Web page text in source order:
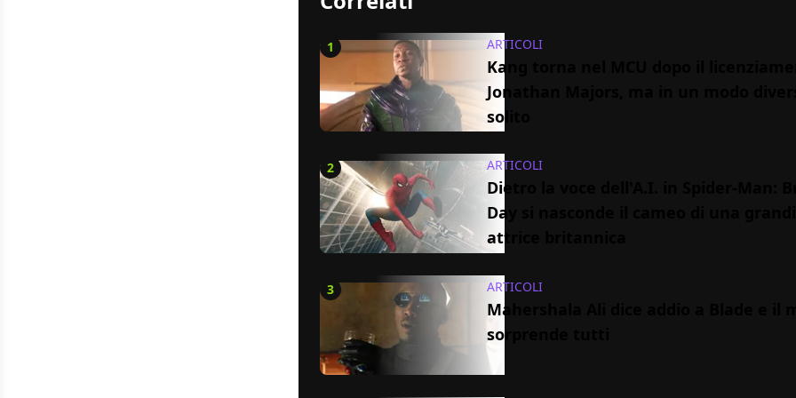
1 ARTICOLI
Kang torna nel MCU dopo il
Jonathan Majors, ma in un modo
solito
2 ARTICOLI
Dietro la voce dell'A.I. in Spider-Man:
Day si nasconde il cameo di una
attrice britannica
3 ARTICOLI
Mahershala Ali dice addio a Blade e il
sorprende tutti